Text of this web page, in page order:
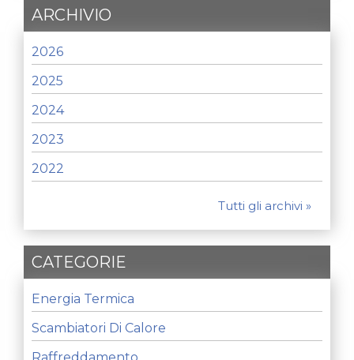
ARCHIVIO
2026
2025
2024
2023
2022
Tutti gli archivi »
CATEGORIE
Energia Termica
Scambiatori Di Calore
Raffreddamento